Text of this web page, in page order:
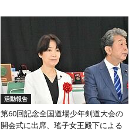
活動報告
第60回記念全国道場少年剣道大会の
開会式に出席、瑤子女王殿下による